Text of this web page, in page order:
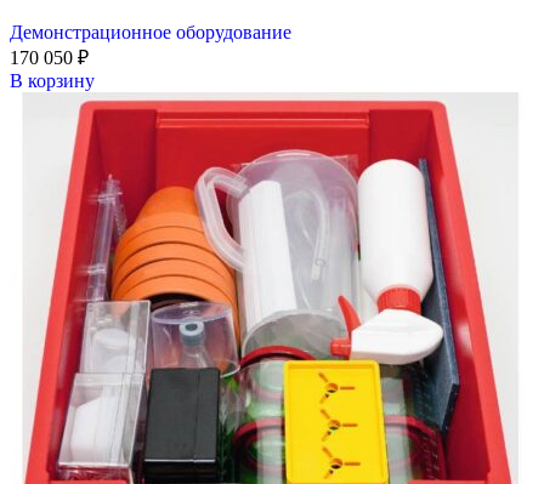
Демонстрационное оборудование
170 050 ₽
В корзину